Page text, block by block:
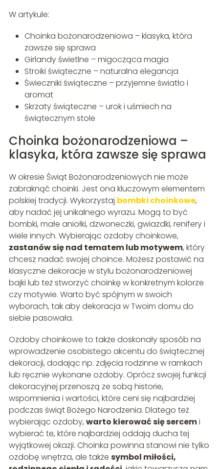
W artykule:
Choinka bożonarodzeniowa – klasyka, która
zawsze się sprawa
Girlandy świetlne – migocząca magia
Stroiki świąteczne – naturalna elegancja
Świeczniki świąteczne – przyjemne światło i
aromat
Skrzaty świąteczne – urok i uśmiech na
świątecznym stole
Choinka bożonarodzeniowa –
klasyka, która zawsze się sprawa
W okresie Świąt Bożonarodzeniowych nie może
zabraknąć choinki. Jest ona kluczowym elementem
polskiej tradycji. Wykorzystaj bombki choinkowe,
aby nadać jej unikalnego wyrazu. Mogą to być
bombki, małe aniołki, dzwoneczki, gwiazdki, renifery i
wiele innych. Wybierając ozdoby choinkowe,
zastanów się nad tematem lub motywem, który
chcesz nadać swojej choince. Możesz postawić na
klasyczne dekoracje w stylu bożonarodzeniowej
bajki lub też stworzyć choinkę w konkretnym kolorze
czy motywie. Warto być spójnym w swoich
wyborach, tak aby dekoracja w Twoim domu do
siebie pasowała.
Ozdoby choinkowe to także doskonały sposób na
wprowadzenie osobistego akcentu do świątecznej
dekoracji, dodając np. zdjęcia rodzinne w ramkach
lub ręcznie wykonane ozdoby. Oprócz swojej funkcji
dekoracyjnej przenoszą ze sobą historie,
wspomnienia i wartości, które ceni się najbardziej
podczas świąt Bożego Narodzenia. Dlatego też
wybierając ozdoby, warto kierować się sercemi
wybierać te, które najbardziej oddają ducha tej
wyjątkowej okazji. Choinka powinna stanowi nie tylko
ozdobę wnętrza, ale także symbol miłości,